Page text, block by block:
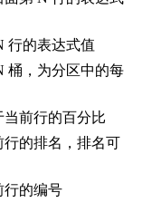
行的表达式值
桶，为分区中的每
前行的百分比
的排名，排名可
行的编号